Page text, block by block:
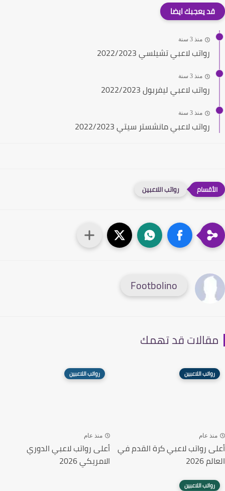
قد يعجبك ايضا
منذ 3 سنة
رواتب لاعبي تشيلسي 2022/2023
منذ 3 سنة
رواتب لاعبي ليفربول 2022/2023
منذ 3 سنة
رواتب لاعبي مانشستر سيتي 2022/2023
رواتب اللاعبين
Footbolino
قد تهمك
رواتب اللاعبين
عام
رواتب لاعبي كرة القدم في
2026
رواتب اللاعبين
منذ عام
أعلى رواتب لاعبي الدوري
الامريكي 2026
رواتب اللاعبين